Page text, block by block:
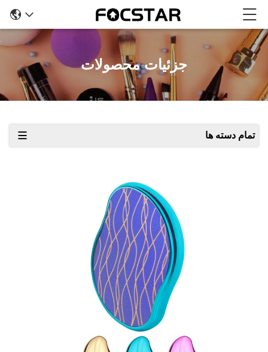
جزئیات محصولات
تمام دسته ها